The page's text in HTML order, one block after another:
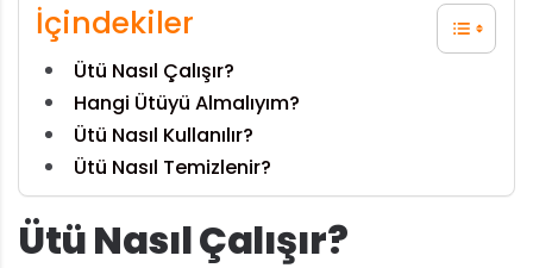
İçindekiler
Ütü Nasıl Çalışır?
Hangi Ütüyü Almalıyım?
Ütü Nasıl Kullanılır?
Ütü Nasıl Temizlenir?
Ütü Nasıl Çalışır?